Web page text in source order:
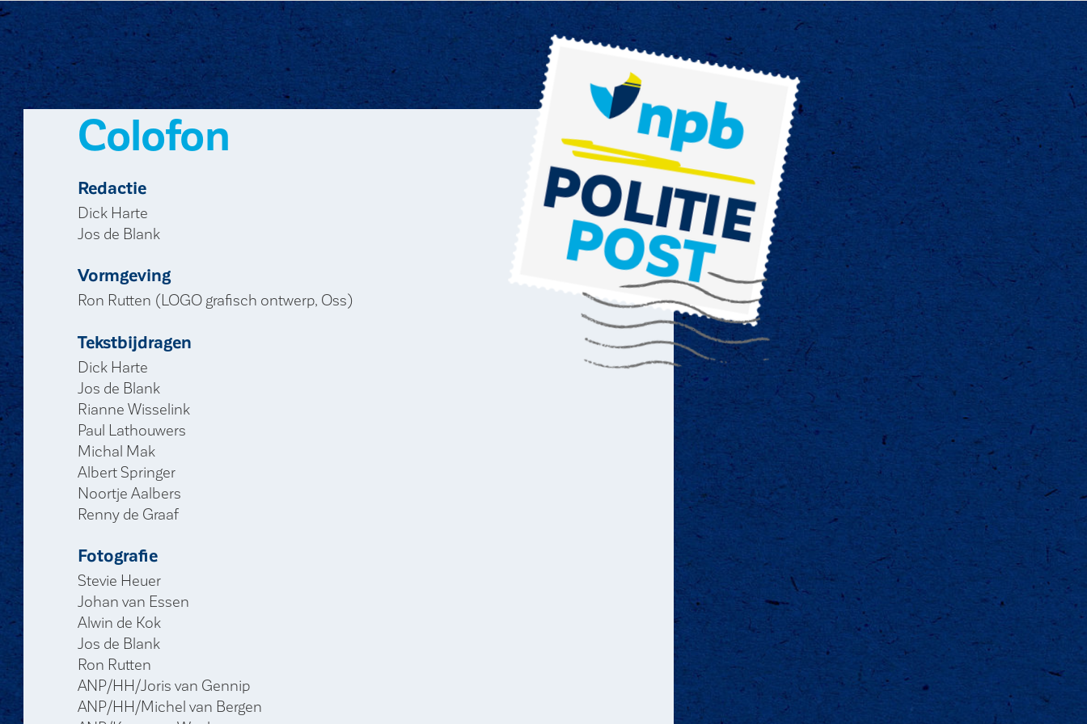
Colofon
Redactie
Vormgeving
Dick Harte
Rianne Wisselink
Michal Mak
Albert Springer
Noortje Aalbers
Renny de Graaf
Fotografie
Stevie Heuer
Johan van Essen
Alwin de Kok
Jos de Blank
Ron Rutten
ANP/HH/Joris van Gennip
ANP/HH/Michel van Bergen
Postadres
NPB PolitiePost
Postbus 147
3740 AC Baarn
Mailadres
communicatie@politiebond.nl